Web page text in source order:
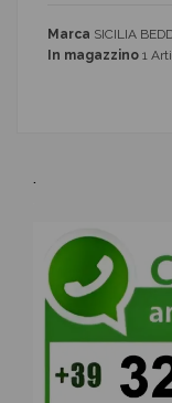
Marca SICILIA
In magazzino 1